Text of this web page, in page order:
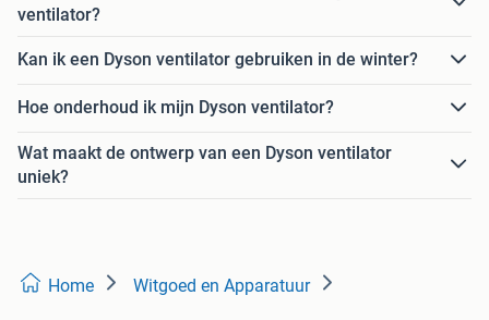
ventilator?
Kan ik een Dyson ventilator gebruiken in de winter?
Hoe onderhoud ik mijn Dyson ventilator?
Wat maakt de ontwerp van een Dyson ventilator
uniek?
Home Witgoed en Apparatuur